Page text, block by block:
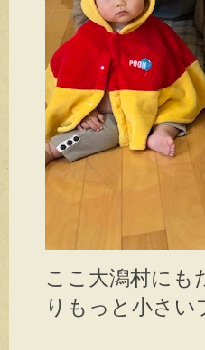
ここ大潟村にも
りもっと小さ